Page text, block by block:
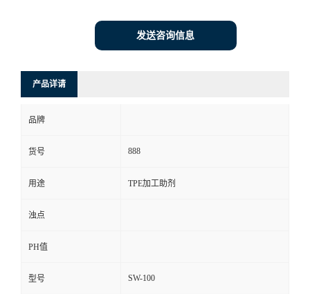
发送咨询信息
产品详请
品牌
货号 888
用途 TPE加工助剂
浊点
PH值
型号 SW-100